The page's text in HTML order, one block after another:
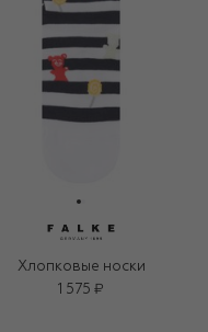
Хлопковые носки
1 575 ₽